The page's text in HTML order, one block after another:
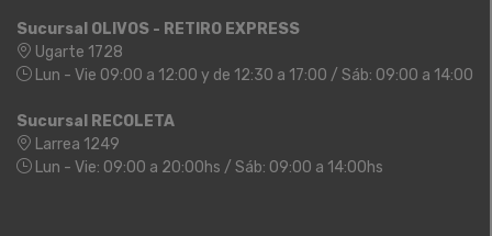
Sucursal OLIVOS - RETIRO EXPRESS
Ugarte 1728
Lun - Vie 09:00 a 12:00 y de 12:30 a 17:00 / Sáb: 09:00 a 14:00
Sucursal RECOLETA
Larrea 1249
Lun - Vie: 09:00 a 20:00hs / Sáb: 09:00 a 14:00hs